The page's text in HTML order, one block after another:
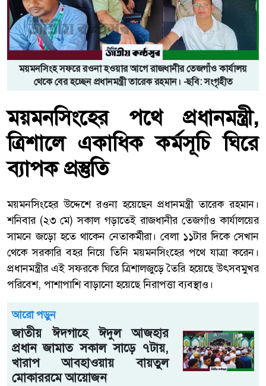
ময়মনসিংহ সফরে রওনা হওয়ার আগে রাজধানীর তেজগাঁও কার্যালয়
থেকে বের হচ্ছেন প্রধানমন্ত্রী তারেক রহমান। -ছবি: সংগৃহীত
ময়মনসিংহের পথে প্রধানমন্ত্রী,
ত্রিশালে একাধিক কর্মসূচি ঘিরে
ব্যাপক প্রস্তুতি
ময়মনসিংহের উদ্দেশে রওনা হয়েছেন প্রধানমন্ত্রীতারেক রহমান।
শনিবার (২৩ মে) সকাল গড়াতেই রাজধানীর তেজগাঁও কার্যালয়ের
সামনে জড়ো হতে থাকেন নেতাকর্মীরা। বেলা ১১টার দিকে সেখান
থেকে সরকারি বহর নিয়ে তিনি ময়মনসিংহের পথে যাত্রা করেন।
প্রধানমন্ত্রীর এই সফরকে ঘিরে ত্রিশালজুড়ে তৈরি হয়েছে উৎসবমুখর
পরিবেশ, পাশাপাশি বাড়ানো হয়েছে নিরাপত্তা ব্যবস্থাও।
আরো পড়ুন
জাতীয় ঈদগাহে ঈদুল আজহার
প্রধান জামাত সকাল সাড়ে ৭টায়,
খারাপ আবহাওয়ায় বায়তুল
মোকাররমে আয়োজন